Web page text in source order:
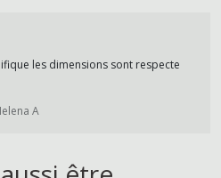
les dimensions sont respecte
A